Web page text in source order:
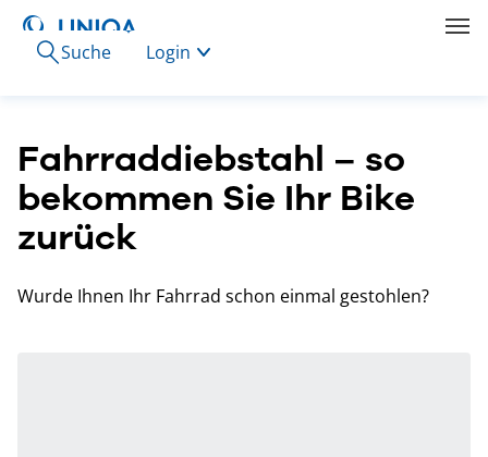
Suche Login
Fahrraddiebstahl – so
bekommen Sie Ihr Bike
zurück
Wurde Ihnen Ihr Fahrrad schon einmal gestohlen?